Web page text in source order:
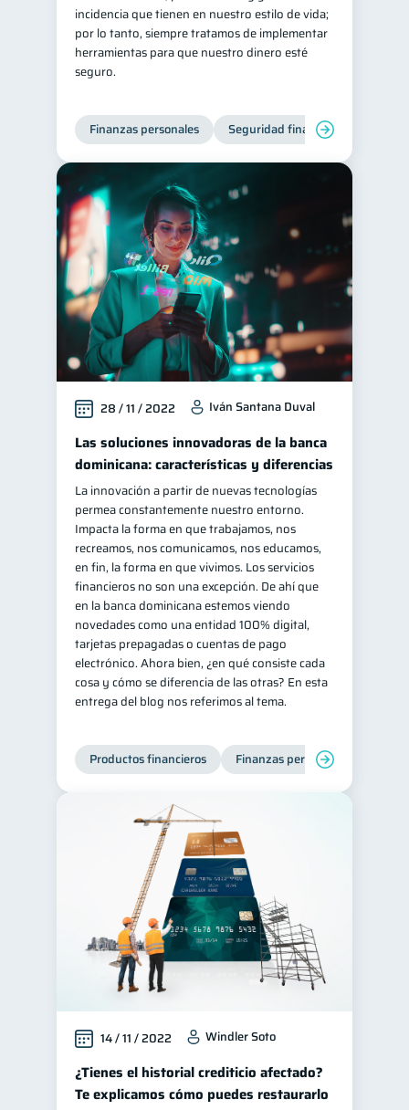
incidencia que tienen en nuestro estilo de vida;
por lo tanto, siempre tratamos de implementar
herramientas para que nuestro dinero esté
seguro.
Finanzas personales Seguridad financiera
28 / 11 / 2022 Iván Santana Duval
Las soluciones innovadoras de la banca
dominicana: características y diferencias
La innovación a partir de nuevas tecnologías
permea constantemente nuestro entorno.
Impacta la forma en que trabajamos, nos
recreamos, nos comunicamos, nos educamos,
en fin, la forma en que vivimos. Los servicios
financieros no son una excepción. De ahí que
en la banca dominicana estemos viendo
novedades como una entidad 100% digital,
tarjetas prepagadas o cuentas de pago
electrónico. Ahora bien, ¿en qué consiste cada
cosa y cómo se diferencia de las otras? En esta
entrega del blog nos referimos al tema.
Productos financieros Finanzas personales
14 / 11 / 2022 Windler Soto
¿Tienes el historial crediticio afectado?
Te explicamos cómo puedes restaurarlo